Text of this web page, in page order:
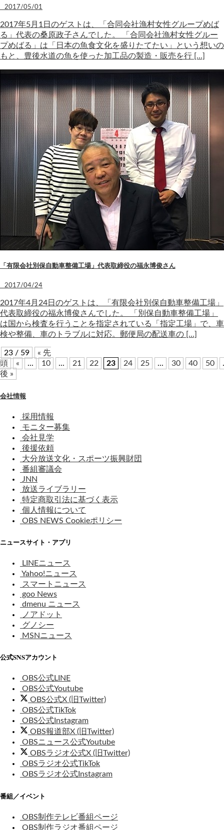
2017/05/01
2017年5月1日のゲストは、「合同会社漁村女性グループめば
る」代表の桑原政子さんでした。 「合同会社漁村女性グルー
プめばる」は「日本の魚食文化を盛りたてたい」という想いの
もと、豊後水道の魚を使った加工品の製造・販売を行 […]
「有限会社別保自動車整備工場」代表取締役の福永博俊さん
2017/04/24
2017年4月24日のゲストは、「有限会社別保自動車整備工場」
代表取締役の福永博俊さんでした。 「別保自動車整備工場」
は国から検査を行うことを指定されている「指定工場」で、車
検や整備、車のトラブルに対応。郵便局の配送車の […]
23 / 59
« 先
頭
« ... 10 ... 21 22 23 24 25 ... 30 40 50
後 »
会社情報
採用情報
モニター募集
会社見学
後援依頼
大分放送文化・スポーツ振興財団
番組審議会
JNN
放送ライブラリー
特定商取引法に基づく表示
個人情報について
OBS NEWS Cookieポリシー
ニュースサイト・アプリ
LINEニュース
Yahoo!ニュース
スマートニュース
goo News
dmenu ニュース
ノアドット
グノシー
MSNニュース
公式SNSアカウント
OBS公式LINE
OBS公式Youtube
OBS公式X (旧Twitter)
OBS公式TikTok
OBS公式Instagram
OBS報道部X (旧Twitter)
OBSニュース公式Youtube
OBSラジオ公式X (旧Twitter)
OBSラジオ公式TikTok
OBSラジオ公式Instagram
番組／イベント
OBS制作テレビ番組ページ
OBS制作ラジオ番組ページ